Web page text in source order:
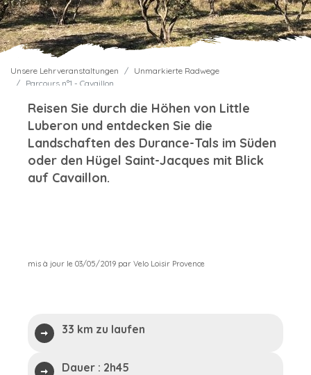
Unsere Lehrveranstaltungen
Unmarkierte Radwege
Parcours n°1 - Cavaillon
Reisen Sie durch die Höhen von Little
Luberon und entdecken Sie die
Landschaften des Durance-Tals im Süden
oder den Hügel Saint-Jacques mit Blick
auf Cavaillon.
mis à jour le 03/05/2019 par Velo Loisir Provence
33 km zu laufen
Dauer : 2h45